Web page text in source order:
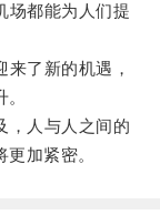
都能为人们提
了新的机遇，
人与人之间的
加紧密。